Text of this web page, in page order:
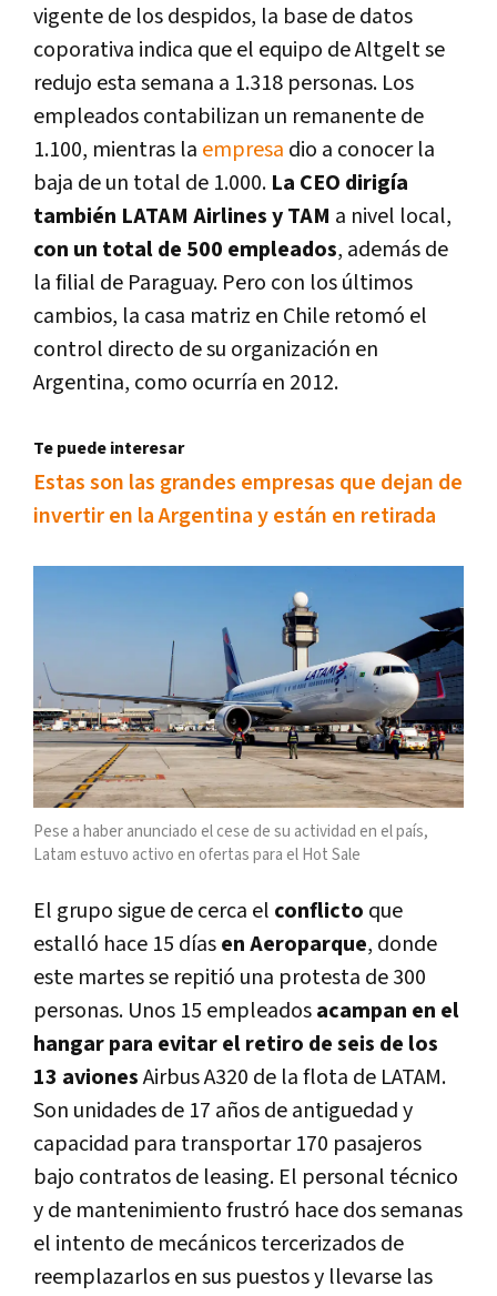
vigente de los despidos, la base de datos
coporativa indica que el equipo de Altgelt se
redujo esta semana a 1.318 personas. Los
empleados contabilizan un remanente de
1.100, mientras la empresa dio a conocer la
baja de un total de 1.000. La CEO dirigía
también LATAM Airlines y TAM a nivel local,
con un total de 500 empleados, además de
la filial de Paraguay. Pero con los últimos
cambios, la casa matriz en Chile retomó el
control directo de su organización en
Argentina, como ocurría en 2012.
Te puede interesar
Estas son las grandes empresas que dejan de
invertir en la Argentina y están en retirada
Pese a haber anunciado el cese de su actividad en el país,
Latam estuvo activo en ofertas para el Hot Sale
El grupo sigue de cerca el conflicto que
estalló hace 15 díasen Aeroparque, donde
este martes se repitió una protesta de 300
personas. Unos 15 empleadosacampan en el
hangar para evitar el retiro de seis de los
13 avionesAirbus A320 de la flota de LATAM.
Son unidades de 17 años de antiguedad y
capacidad para transportar 170 pasajeros
bajo contratos de leasing. El personal técnico
y de mantenimiento frustró hace dos semanas
el intento de mecánicos tercerizados de
reemplazarlos en sus puestos y llevarse las